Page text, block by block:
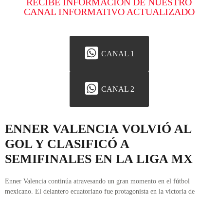
CANAL INFORMATIVO ACTUALIZADO
CANAL 1
CANAL 2
ENNER VALENCIA VOLVIÓ AL
GOL Y CLASIFICÓ A
SEMIFINALES EN LA LIGA MX
Enner Valencia continúa atravesando un gran momento en el fútbol
mexicano. El delantero ecuatoriano fue protagonista en la victoria de